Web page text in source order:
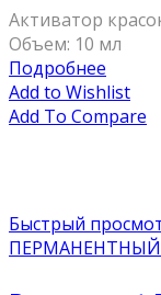
Активатор
Объем: 10 мл
Подробнее
Add to Wishlist
Add To Compare
Быстрый